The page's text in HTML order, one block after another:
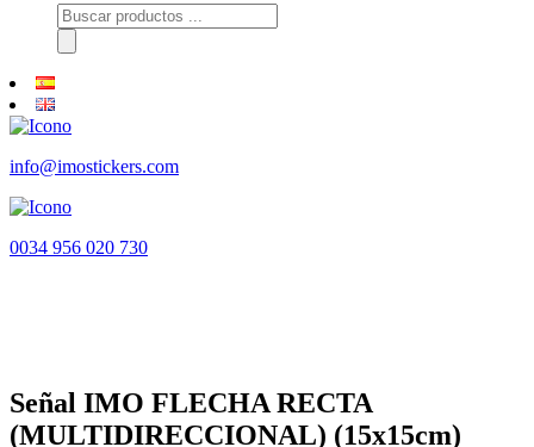
Búsqueda
de
productos
info@imostickers.com
0034 956 020 730
Señal IMO FLECHA RECTA
(MULTIDIRECCIONAL) (15x15cm)